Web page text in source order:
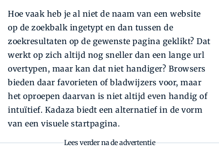
Hoe vaak heb je al niet de naam van een website
op de zoekbalk ingetypt en dan tussen de
zoekresultaten op de gewenste pagina geklikt? Dat
werkt op zich altijd nog sneller dan een lange url
overtypen, maar kan dat niet handiger? Browsers
bieden daar favorieten of bladwijzers voor, maar
het oproepen daarvan is niet altijd even handig of
intuïtief. Kadaza biedt een alternatief in de vorm
van een visuele startpagina.
Lees verder na de advertentie